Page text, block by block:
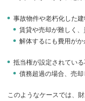
事故物件や老朽化した建
賃貸や売却が難しく
解体するにも費用が
抵当権が設定されてい
債務超過の場合、売
このようなケースでは、